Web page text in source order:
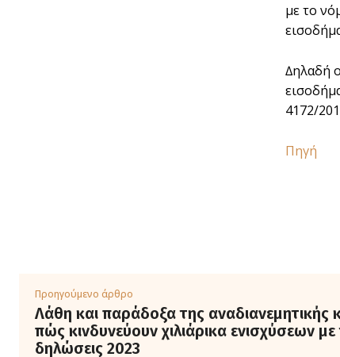
µε το
∆ηλαδή
4172/
Πηγή
Προηγούμενο άρθρο
Λάθη και παράδοξα της αναδιανεμητικής
πώς κινδυνεύουν χιλιάρικα ενισχύσεων με
δηλώσεις 2023